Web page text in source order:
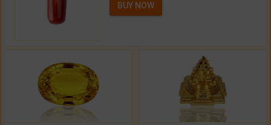
BUY NOW